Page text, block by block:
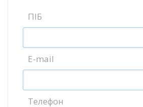
ПІБ
E-mail
Телефон